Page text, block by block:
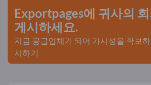
Exportpages에 귀사의
게시하세요.
지금 공급업체가 되어 가시성을 확보
시하기